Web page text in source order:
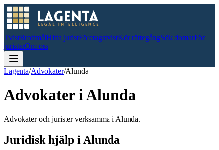
TvistBrottmålHitta juristFöretagstvistKör rättegångSök domarFör
juristerOm oss
Lagenta/Advokater/Alunda
Advokater iAlunda
Advokater och jurister verksamma i Alunda.
Juridisk hjälp i Alunda